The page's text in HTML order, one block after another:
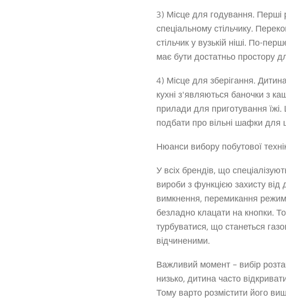
3) Місце для годування. Перші
спеціальному стільчику.
стільчик у вузькій ніші. По-
має бути достатньо простору
4) Місце для зберігання.
кухні з'являються баночки з
прилади для приготування
подбати про вільні шафки для
Нюанси вибору побутової
У всіх брендів, що
вироби з функцією захисту від
вимкнення, перемикання
безладно клацати на кнопки.
турбуватися, що станеться
відчиненими.
Важливий момент – вибір
низько, дитина часто
Тому варто розмістити його